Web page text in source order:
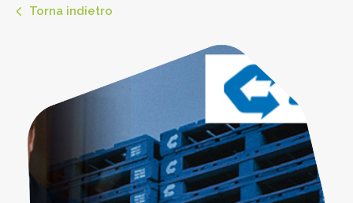
Torna indietro